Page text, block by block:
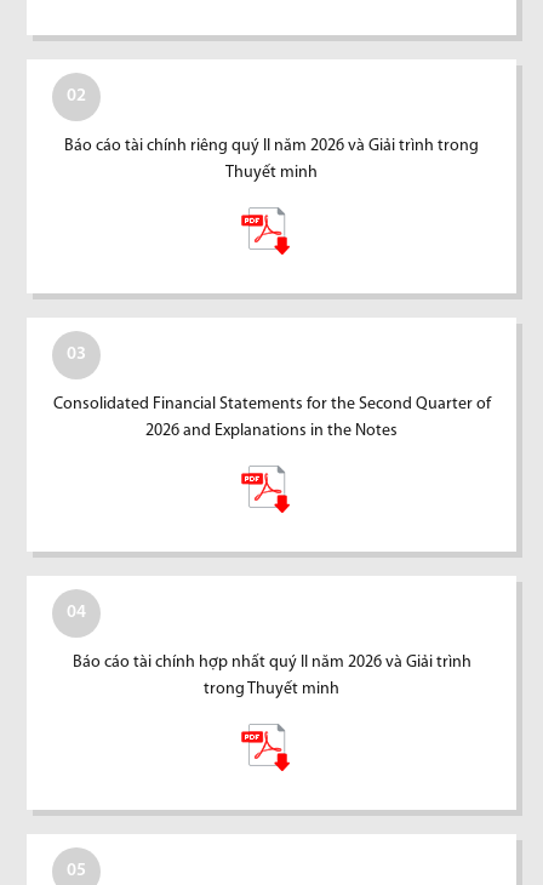
02
Báo cáo tài chính riêng quý II năm 2026 và Giải trình trong
Thuyết minh
03
Consolidated Financial Statements for the Second Quarter of
2026 and Explanations in the Notes
04
Báo cáo tài chính hợp nhất quý II năm 2026 và Giải trình
trong Thuyết minh
05